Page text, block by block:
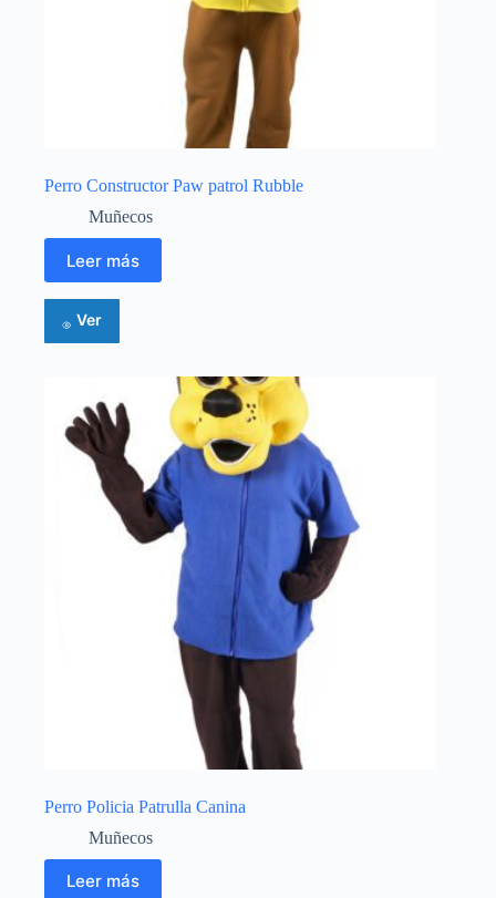
Perro Constructor Paw patrol Rubble
Muñecos
Leer más
Ver
Perro Policia Patrulla Canina
Muñecos
Leer más